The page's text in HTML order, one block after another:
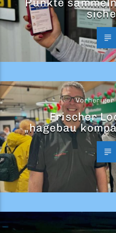
Punkte
Frischer
„hagebau